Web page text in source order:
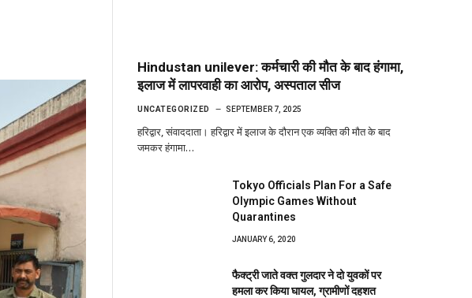
Hindustan unilever: कर्मचारी की मौत के बाद हंगामा,
इलाज में लापरवाही का आरोप, अस्पताल सीज
UNCATEGORIZED SEPTEMBER 7, 2025
हरिद्वार, संवाददाता। हरिद्वार में इलाज के दौरान एक व्यक्ति की मौत के बाद
जमकर हंगामा…
Tokyo Officials Plan For a Safe
Olympic Games Without
Quarantines
JANUARY 6, 2020
फैक्ट्री जाते वक्त गुलदार ने दो युवकों पर
हमला कर किया घायल, ग्रामीणों दहशत